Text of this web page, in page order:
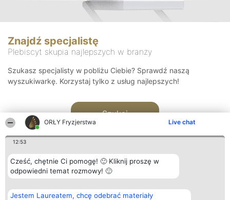
ORŁY Fryzjerstwa Live chat
12:53
Cześć, chętnie Ci pomogę! 🙂 Kliknij proszę w
odpowiedni temat rozmowy! 🙂
Jestem Laureatem, chcę odebrać materiały
Znajdź specjalistę
Plebiscyt skupia najlepszych w branży
Szukasz specjalisty w pobliżu Ciebie? Sprawdź naszą
wyszukiwarkę. Korzystaj tylko z usług najlepszych!
Szukaj
Organizator plebiscytu
Bright Side Solutions sp. z o.
Plebiscyt
Laureaci
Kontakt
Kontakt